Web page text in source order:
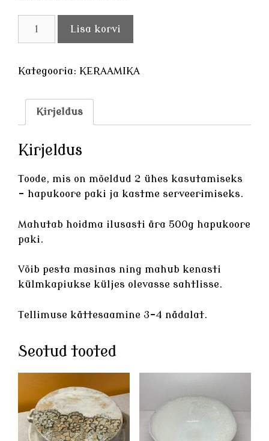
Hapukoorepaki
Lisa korvi
Kategooria: KERAAMIKA
Kirjeldus
Kirjeldus
Toode, mis on mõeldud 2 ühes kasutamiseks
– hapukoore paki ja kastme serveerimiseks.
Mahutab hoidma ilusasti ära 500g hapukoore
paki.
Võib pesta masinas ning mahub kenasti
külmkapiukse küljes olevasse sahtlisse.
Tellimuse kättesaamine 3-4 nädalat.
Seotud tooted